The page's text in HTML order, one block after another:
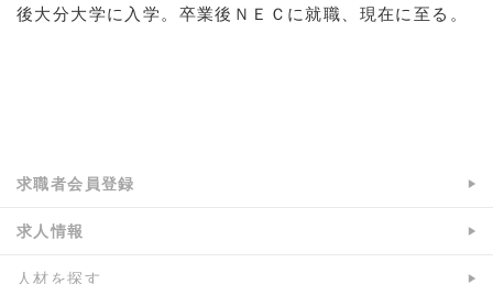
後大分大学に入学。卒業後ＮＥＣに就職、現在に至る。
求職者会員登録
求人情報
人材を探す